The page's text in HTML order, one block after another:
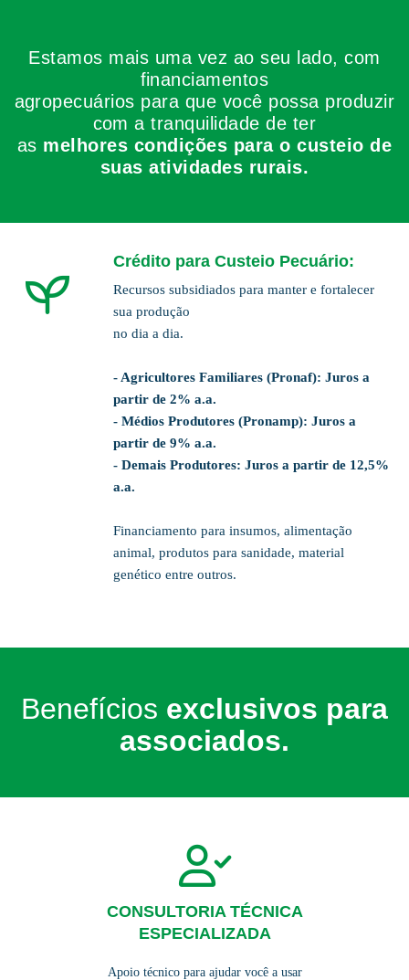
Estamos mais uma vez ao seu lado, com
financiamentos
agropecuários para que você possa produzir
com a tranquilidade de ter
as melhores condições para o custeio de
suas atividades rurais.
Crédito para Custeio Pecuário:
Recursos subsidiados para manter e fortalecer
sua produção
no dia a dia.
- Agricultores Familiares (Pronaf): Juros a
partir de 2% a.a.
- Médios Produtores (Pronamp): Juros a
partir de 9% a.a.
- Demais Produtores: Juros a partir de 12,5%
a.a.
Financiamento para insumos, alimentação
animal, produtos para sanidade, material
genético entre outros.
Benefícios exclusivos para
associados.
CONSULTORIA TÉCNICA
ESPECIALIZADA
Apoio técnico para ajudar você a usar